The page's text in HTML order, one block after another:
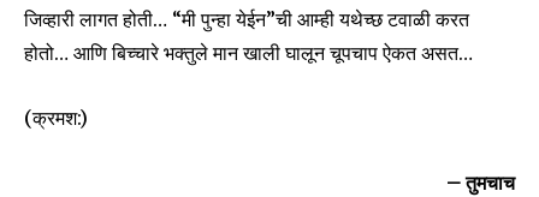
जिव्हारी लागत होती… “मी पुन्हा येईन”ची आम्ही यथेच्छ टवाळी करत
होतो… आणि बिच्चारे भक्तुले मान खाली घालून चूपचाप ऐकत असत…
(क्रमश:)
– तुमचाच